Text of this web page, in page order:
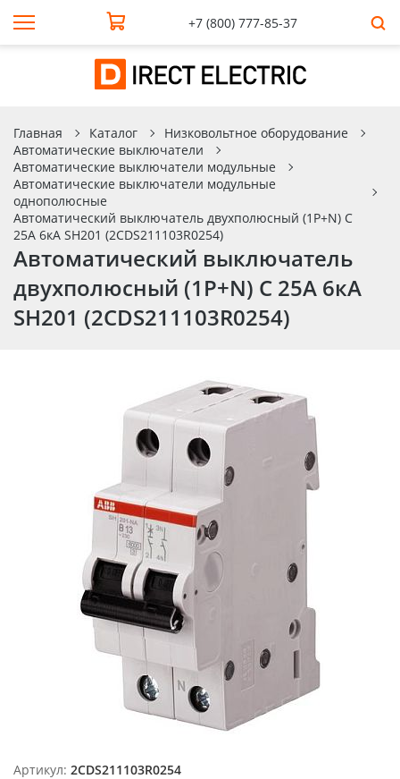
+7 (800) 777-85-37
Главная Каталог
Низковольтное оборудование
Автоматические выключатели
Автоматические выключатели модульные
Автоматические выключатели модульные
однополюсные
Автоматический выключатель двухполюсный (1P+N) C
25А 6кА SH201 (2CDS211103R0254)
Автоматический выключатель
двухполюсный (1P+N) C 25А 6кА
SH201 (2CDS211103R0254)
Артикул: 2CDS211103R0254